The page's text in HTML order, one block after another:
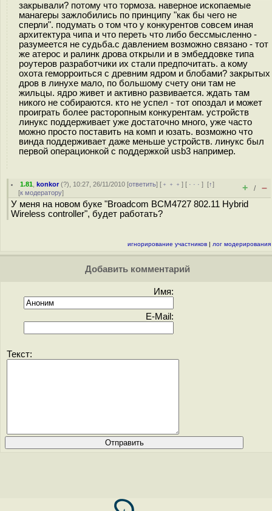
закрывали? потому что тормоза. наверное ископаемые
манагеры зажлобились по принципу "как бы чего не
сперли". подумать о том что у конкурентов совсем иная
архитектура чипа и что переть что либо бессмысленно -
разумеется не судьба.с давлением возможно связано - тот
же атерос и ралинк дрова открыли и в эмбеддовке типа
роутеров разработчики их стали предпочитать. а кому
охота геморроиться с древним ядром и блобами? закрытых
дров в линухе мало, по большому счету они там не
жильцы. ядро живет и активно развивается. ждать там
никого не собираются. кто не успел - тот опоздал и может
проиграть более расторопным конкурентам. устройств
линукс поддерживает уже достаточно много, уже часто
можно просто поставить на комп и юзать. возможно что
винда поддерживает даже меньше устройств. линукс был
первой операционкой с поддержкой usb3 например.
1.81 ,konkor(?), 10:27, 26/11/2010 [ответить] [ ﹢﹢﹢] [ · · ·][↑]
[к модератору] + / –
У меня на новом буке "Broadcom BCM4727 802.11 Hybrid
Wireless controller", будет работать?
игнорирование участников | лог модерирования
Добавить комментарий
Имя:
E-Mail:
Текст: